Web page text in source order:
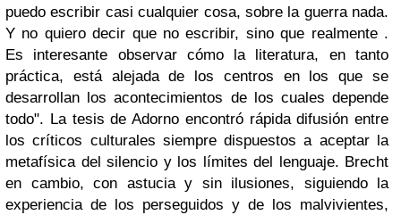
puedo escribir casi cualquier cosa, sobre la guerra nada.
Y no quiero decir que no escribir, sino que realmente .
Es interesante observar cómo la literatura, en tanto
práctica, está alejada de los centros en los que se
desarrollan los acontecimientos de los cuales depende
todo". La tesis de Adorno encontró rápida difusión entre
los críticos culturales siempre dispuestos a aceptar la
metafísica del silencio y los límites del lenguaje. Brecht
en cambio, con astucia y sin ilusiones, siguiendo la
experiencia de los perseguidos y de los malvivientes,